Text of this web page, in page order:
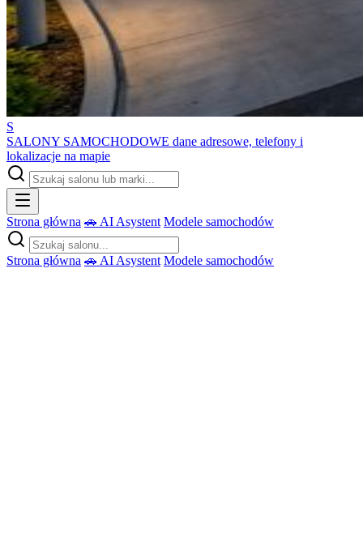
S
SALONY SAMOCHODOWE dane adresowe, telefony i
lokalizacje na mapie
Strona główna 🚗 AI Asystent Modele samochodów
Strona główna 🚗 AI Asystent Modele samochodów